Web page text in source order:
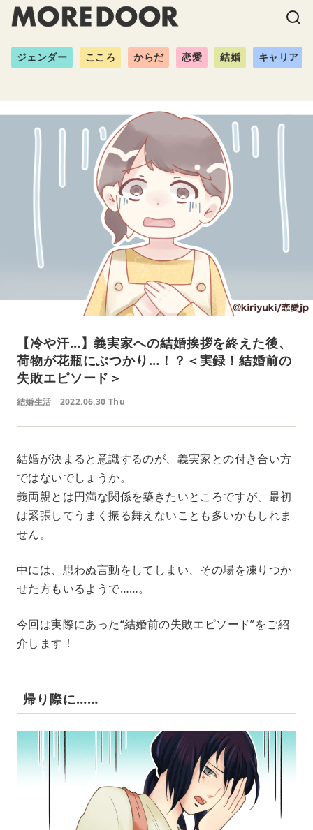
ジェンダー こころ からだ 恋愛 結婚 キャリア
【冷や汗…】義実家への結婚挨拶を終えた後、
荷物が花瓶にぶつかり…！？＜実録！結婚前の
失敗エピソード＞
結婚生活 2022.06.30 Thu
結婚が決まると意識するのが、義実家との付き合い方
ではないでしょうか。
義両親とは円満な関係を築きたいところですが、最初
は緊張してうまく振る舞えないことも多いかもしれま
せん。
中には、思わぬ言動をしてしまい、その場を凍りつか
せた方もいるようで……。
今回は実際にあった“結婚前の失敗エピソード”をご紹
介します！
帰り際に……